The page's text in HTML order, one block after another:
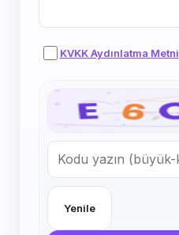
KVKK Aydınlatma Metni
Yenile